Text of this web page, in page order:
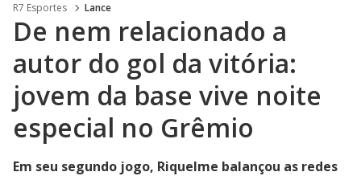
R7 Esportes Lance
De nem relacionado a
autor do gol da vitória:
jovem da base vive noite
especial no Grêmio
Em seu segundo jogo, Riquelme balançou as redes